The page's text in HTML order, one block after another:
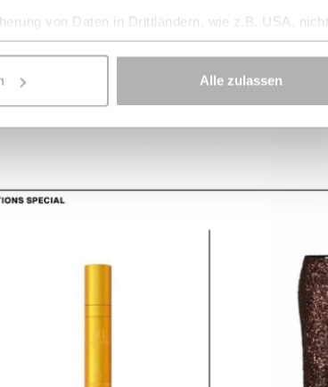
von Daten in Drittländern, wie z.B. USA, nicht
Alle zulassen